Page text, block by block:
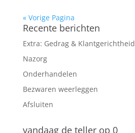
« Vorige Pagina
Recente berichten
Extra: Gedrag & Klantgerichtheid
Nazorg
Onderhandelen
Bezwaren weerleggen
Afsluiten
vandaag de teller op 0